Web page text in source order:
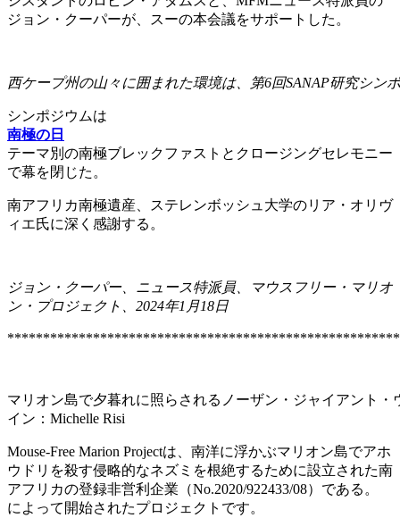
ジョン・クーパーが、スーの本会議をサポートした。
西ケープ州の山々に囲まれた環境は、第6回SANAP研究シン
シンポジウムは
南極の日
テーマ別の南極ブレックファストとクロージングセレモニー
で幕を閉じた。
南アフリカ南極遺産、ステレンボッシュ大学のリア・オリヴ
ィエ氏に深く感謝する。
ジョン・クーパー、ニュース特派員、マウスフリー・マリオ
ン・プロジェクト、2024年1月18日
マリオン島で夕暮れに照らされるノーザン・ジャイアント・
イン：Michelle Risi
Mouse-Free Marion Projectは、南洋に浮かぶマリオン島でアホ
ウドリを殺す侵略的なネズミを根絶するために設立された南
アフリカの登録非営利企業（No.2020/922433/08）である。
によって開始されたプロジェクトです。